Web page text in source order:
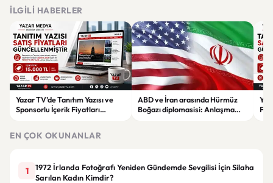
İLGILI HABERLER
Yazar TV’de Tanıtım Yazısı ve
Sponsorlu İçerik Fiyatları
ABD ve İran arasında Hürmüz
Boğazı diplomasisi: Anlaşma
EN ÇOK OKUNANLAR
1
1972 İrlanda Fotoğrafı Yeniden Gündemde Sevgilisi İçin Silaha
Sarılan Kadın Kimdir?